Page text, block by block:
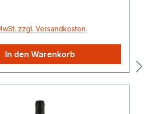
Dabei kamen 30% neue
und 70% gebrauchte
Einsatz.Erzeuger ist die Finca
die einer Kaufmannsfamilie
gehört. Auf dem
Teil des 100 Hektar
Erbsen,
zzgl. Versandkosten
In den Warenkorb